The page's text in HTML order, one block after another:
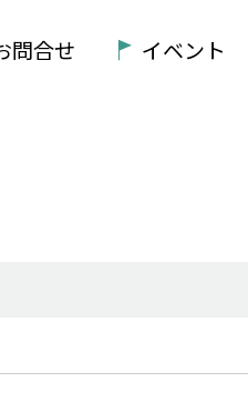
問合せ イベント